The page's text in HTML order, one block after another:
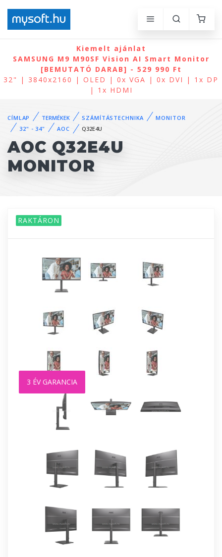
Kiemelt ajánlat
SAMSUNG M9 M90SF Vision AI Smart Monitor
[BEMUTATÓ DARAB] - 529 990 Ft
32" | 3840x2160 | OLED | 0x VGA | 0x DVI | 1x DP
| 1x HDMI
CÍMLAP TERMÉKEK SZÁMÍTÁSTECHNIKA
MONITOR
32" - 34"
AOC Q32E4U
AOC Q32E4U
MONITOR
RAKTÁRON
3 ÉV GARANCIA